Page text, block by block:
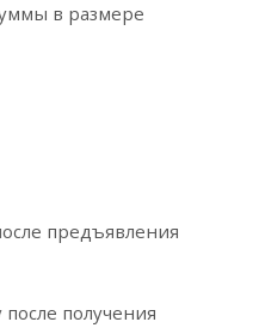
в размере
предъявления
получения